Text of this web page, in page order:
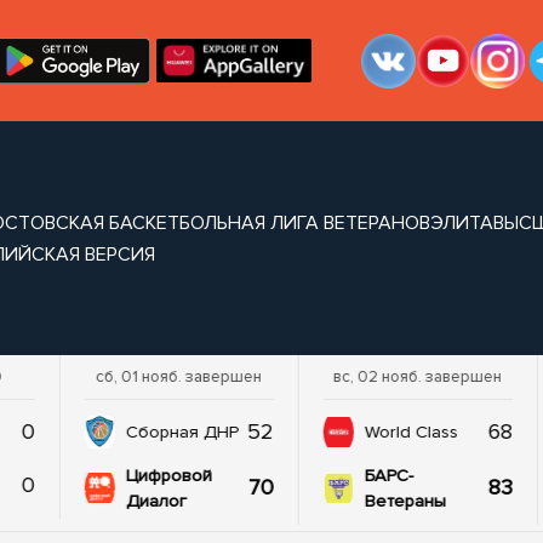
БАСКЕТБОЛЬНАЯ ЛИГА ВЕТЕРАНОВЭЛИТА
ВЕРСИЯ
0
0
сб, 01 нояб. завершен
Сборная ДНР 52
Цифровой
Диалог
70
вс, 02 нояб. завершен
World Class 68
БАРС-
Ветераны
83